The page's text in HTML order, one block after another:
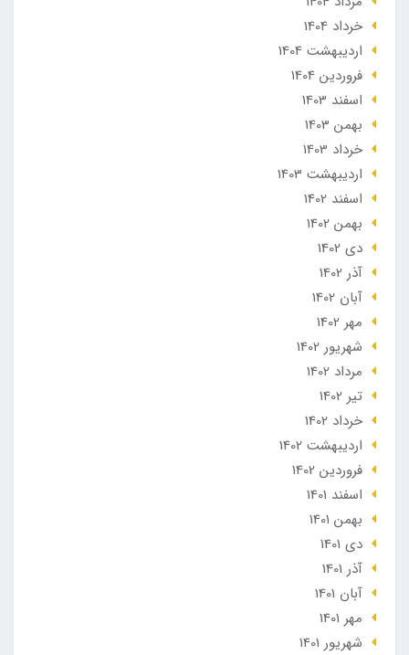
خرداد 1404
ارديبهشت 1404
فروردین 1404
اسفند 1403
بهمن 1403
خرداد 1403
ارديبهشت 1403
اسفند 1402
بهمن 1402
دی 1402
آذر 1402
آبان 1402
مهر 1402
شهریور 1402
مرداد 1402
تير 1402
خرداد 1402
ارديبهشت 1402
فروردین 1402
اسفند 1401
بهمن 1401
دی 1401
آذر 1401
آبان 1401
مهر 1401
شهریور 1401